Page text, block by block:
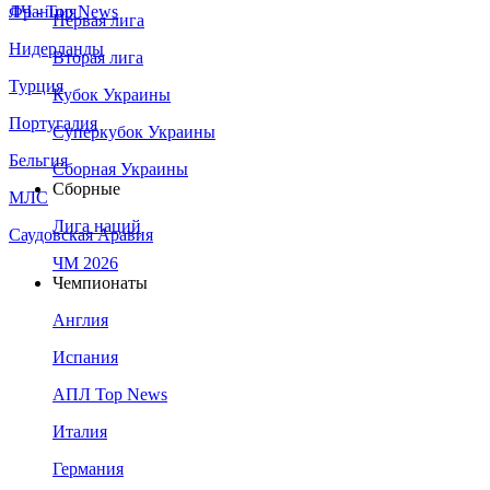
Франция
Нидерланды
Турция
Португалия
Бельгия
МЛС
Саудовская Аравия
ЛЧ - Top News
Первая лига
Вторая лига
Кубок Украины
Суперкубок Украины
Сборная Украины
Сборные
Лига наций
ЧМ 2026
Чемпионаты
Англия
Испания
АПЛ Top News
Италия
Германия